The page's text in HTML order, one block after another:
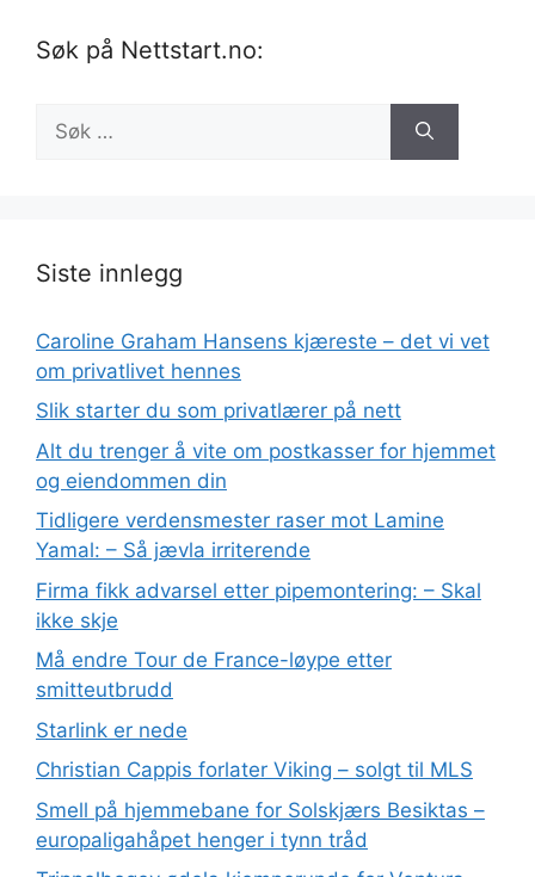
Søk på Nettstart.no:
etter:
Siste innlegg
Caroline Graham Hansens kjæreste – det vi vet
om privatlivet hennes
Slik starter du som privatlærer på nett
Alt du trenger å vite om postkasser for hjemmet
og eiendommen din
Tidligere verdensmester raser mot Lamine
Yamal: – Så jævla irriterende
Firma fikk advarsel etter pipemontering: – Skal
ikke skje
Må endre Tour de France-løype etter
smitteutbrudd
Starlink er nede
Christian Cappis forlater Viking – solgt til MLS
Smell på hjemmebane for Solskjærs Besiktas –
europaligahåpet henger i tynn tråd